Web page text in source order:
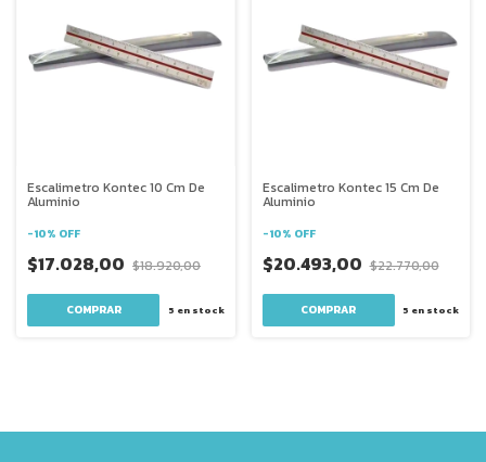
Escalimetro Kontec 10 Cm De
Aluminio
-10% OFF
$17.028,00 $18.920,00
5 en stock
Escalimetro Kontec 15 Cm De
Aluminio
-10% OFF
$20.493,00 $22.770,00
5 en stock